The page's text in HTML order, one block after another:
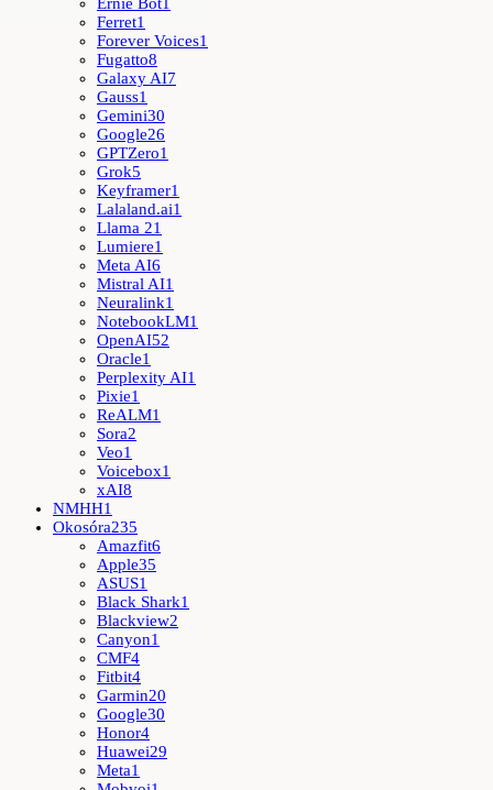
Ernie Bot1
Ferret1
Forever Voices1
Fugatto8
Galaxy AI7
Gauss1
Gemini30
Google26
GPTZero1
Grok5
Keyframer1
Lalaland.ai1
Llama 21
Lumiere1
Meta AI6
Mistral AI1
Neuralink1
NotebookLM1
OpenAI52
Oracle1
Perplexity AI1
Pixie1
ReALM1
Sora2
Veo1
Voicebox1
xAI8
NMHH1
Okosóra235
Amazfit6
Apple35
ASUS1
Black Shark1
Blackview2
Canyon1
CMF4
Fitbit4
Garmin20
Google30
Honor4
Huawei29
Meta1